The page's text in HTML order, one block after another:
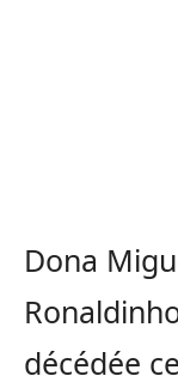
Dona
décédée